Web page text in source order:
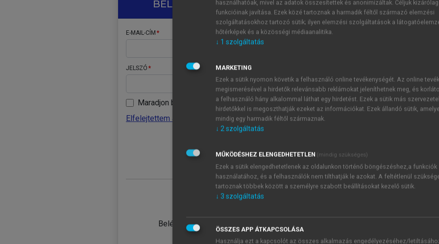
BELÉPÉS SAJÁT FIÓKKAL
E-MAIL-CÍM
JELSZÓ
Maradjon belépve
Elfelejtettem a jelszavamat
Belépés intézményi azonosítóval
1 óra
JELSZÓ
Kérek értesítést a MeRSZ
Kérek értesítést az
használhatóak, mivel az adatok összesítettek és anonimizáltak. Céljuk
funkcióinak javítása. Ezek közé tartoznak a harmadik féltől származó elemzési
szolgáltatásokhoz tartozó sütik; ilyen elemzési szolgáltatások a
hőtérképek és a közösségi médiaanalitika.
↓ 1 szolgáltatás
MARKETING
Ezek a sütik nyomon követik a felhasználó online tevékenységét. Az online
megismerésével a hirdetők relevánsabb reklámokat jeleníthetnek meg, és
a felhasználó hány alkalommal láthat egy hirdetést. Ezek a sütik más
hirdetőkkel is megoszthatják ezeket az információkat. Ezek állandó sütik,
mindig egy harmadik féltől származnak.
↓ 2szolgáltatás
MŰKÖDÉSHEZ ELENGEDHETETLEN (mindig szükséges)
Ezek a sütik elengedhetetlenek az oldalunkon történő böngészéshez,a funkciók
használatához, és a felhasználók nem tilthatják le azokat. A feltétlenül
tartoznak többek között a személyre szabott beállításokat kezelő sütik.
↓ 3 szolgáltatás
ÖSSZES APP ÁTKAPCSOLÁSA
Használja ezt a kapcsolót az összes alkalmazás engedélyezéséhez/